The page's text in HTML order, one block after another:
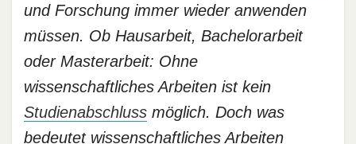
und Forschung immer wieder anwenden
müssen. Ob Hausarbeit, Bachelorarbeit
oder Masterarbeit: Ohne
wissenschaftliches Arbeiten ist kein
Studienabschluss möglich. Doch was
bedeutet wissenschaftliches Arbeiten